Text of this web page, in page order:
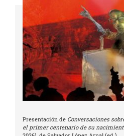
Presentación de Conversaciones
el primer centenario de su